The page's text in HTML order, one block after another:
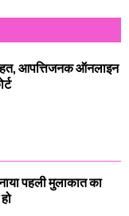
आपत्तिजनक ऑनलाइन
पहली मुलाकात का